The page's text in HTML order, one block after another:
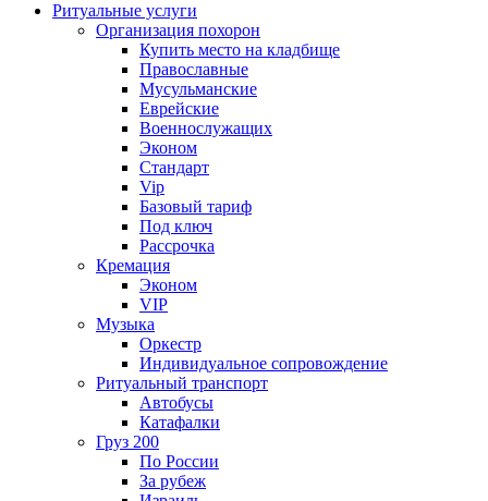
Ритуальные услуги
Организация похорон
Купить место на кладбище
Православные
Мусульманские
Еврейские
Военнослужащих
Эконом
Стандарт
Vip
Базовый тариф
Под ключ
Рассрочка
Кремация
Эконом
VIP
Музыка
Оркестр
Индивидуальное сопровождение
Ритуальный транспорт
Автобусы
Катафалки
Груз 200
По России
За рубеж